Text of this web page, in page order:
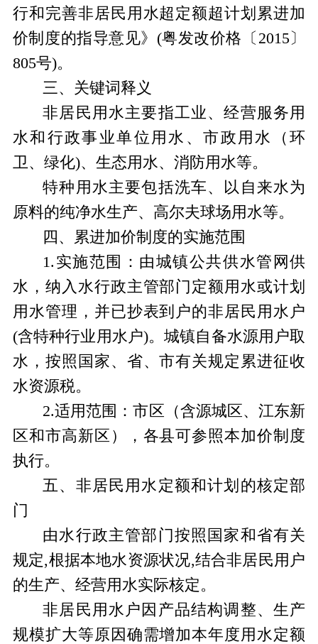
行和完善非居民用水超定额超计划累进加
价制度的指导意见》 (粤发改价格〔 2015〕
805号)。
三、关键词释义
非居民用水主要指工业、经营服务用
水和行政事业单位用水、市政用水（环
卫、绿化)、生态用水、消防用水等。
特种用水主要包括洗车、以自来水为
原料的纯净水生产、高尔夫球场用水等。
四、累进加价制度的实施范围
1. 实施范围：由城镇公共供水管网供
水，纳入水行政主管部门定额用水或计划
用水管理，并已抄表到户的非居民用水户
(含特种行业用水户)。城镇自备水源用户取
水，按照国家、省、市有关规定累进征收
水资源税。
2.适用范围：市区（含源城区、江东新
区和市高新区），各县可参照本加价制度
执行。
五、非居民用水定额和计划的核定部
门
由水行政主管部门按照国家和省有关
规定,根据本地水资源状况,结合非居民用户
的生产、经营用水实际核定。
非居民用水户因产品结构调整、生产
规模扩大等原因确需增加本年度用水定额